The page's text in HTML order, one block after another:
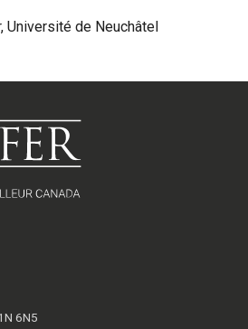
Université de Neuchâtel
6N5